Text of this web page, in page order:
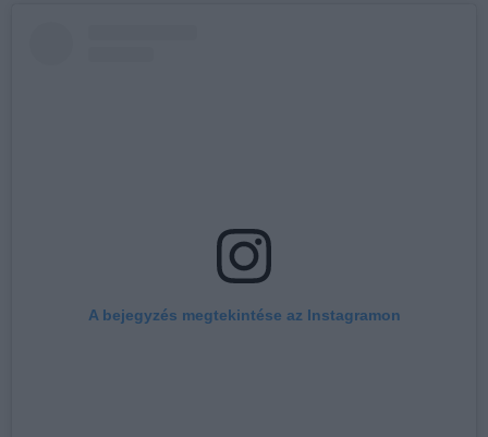
A bejegyzés megtekintése az Instagramon